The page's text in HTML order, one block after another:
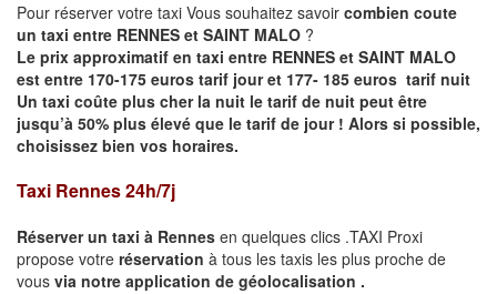
Pour réserver votre taxi Vous souhaitez savoir combien coute
un taxi entre RENNES et SAINT MALO ?
Le prix approximatif en taxi entre RENNES et SAINT MALO
est entre 170-175 euros tarif jour et 177- 185 euros tarif nuit
Un taxi coûte plus cher la nuit le tarif de nuit peut être
jusqu’à 50% plus élevé que le tarif de jour ! Alors si possible,
choisissez bien vos horaires.
Taxi Rennes 24h/7j
Réserver un taxi à Rennes en quelques clics .TAXI Proxi
propose votre réservation à tous les taxis les plus proche de
vous via notre application de géolocalisation .